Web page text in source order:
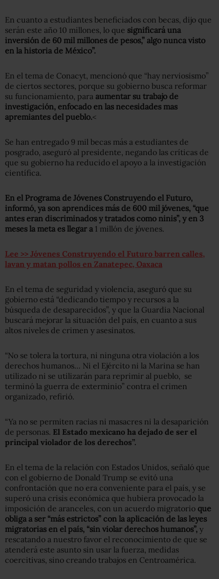
En cuanto a estudiantes beneficiados con becas, dijo que
serán este año 10 millones, lo que significará una
inversión de 60 mil millones de pesos,” algo nunca visto
en la historia de México”.
En el tema de Conacyt, mencionó que “hay nerviosismo”
de ciertos sectores, porque su gobierno busca reformar
su funcionamiento, para aumentar su trabajo de
investigación, enfocado en las necesidades mas
apremiantes del pueblo.<
Se han entregado 9 mil becas más a estudiantes de
posgrado, aseguró al presidente, negando las críticas de
que su gobierno ha reducido el apoyo a la investigación
científica.
En el Programa de Jóvenes Construyendo el Futuro,
informó, ya son aprendices más de 600 mil jóvenes, “que
antes eran discriminados y tratados como ninis”, y en 3
meses la meta es llegar a 1 millón de jóvenes.
Lee >> Jóvenes Construyendo el Futuro barren calles,
lavan y matan pollos en Zanatepec, Oaxaca
En el tema de seguridad y violencia, aseguró que su
gobierno está “dedicando tiempo y recursos a la
búsqueda de desaparecidos”, y que la Guardia Nacional
buscará mejorar la situación del país, en cuanto a sus
altos niveles de crimen y asesinatos.
“No se tolera la tortura, ni ninguna otra violación a los
derechos humanos… Ni el Ejército ni la Marina se han
utilizado ni se utilizarán para reprimir al pueblo, se
terminó la guerra de exterminio” contra el crimen
organizado, refirió.
“Ya no se permiten racias ni masacres ni la desaparición
de personas. El Estado mexicano ha dejado de ser el
principal violador de los derechos”.
En el tema de la relación con Estados Unidos, señaló que
con el gobierno de Donald Trump se evitó una
confrontación que no era conveniente para el país, y se
superó una crisis económica que hubiera provocado la
imposición de aranceles, con un acuerdo migratorio que
obliga a ser “más estrictos” con la aplicación de las leyes
migratorias en el país, “sin violar derechos humanos”, y
rescatando a nuestro favor el reconocimiento de que se
atenderá este asunto sin usar la fuerza, medidas
coercitivas, sino creando trabajos en Centroamérica.